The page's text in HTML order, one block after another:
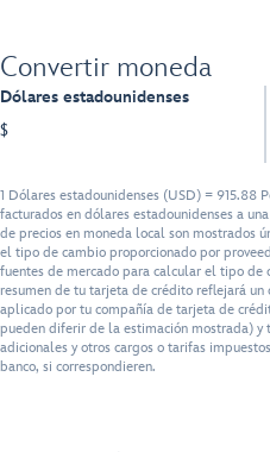
Convertir moneda
Dólares estadounidenses
$
1 Dólares estadounidenses (USD) = 915.88
facturados en dólares estadounidenses a
de precios en moneda local son mostrados
el tipo de cambio proporcionado por
fuentes de mercado para calcular el tipo
resumen de tu tarjeta de crédito reflejará
aplicado por tu compañía de tarjeta de
pueden diferir de la estimación mostrada)
adicionales y otros cargos o tarifas
banco, si correspondieren.